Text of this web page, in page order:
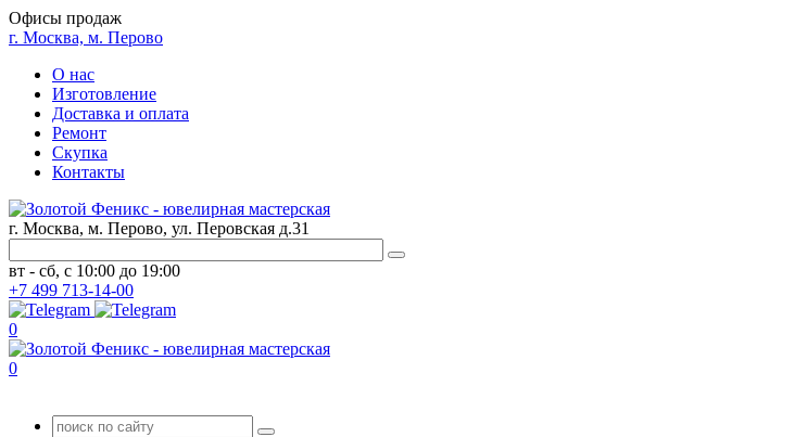
Офисы продаж
г. Москва, м. Перово
О нас
Изготовление
Доставка и оплата
Ремонт
Скупка
Контакты
г. Москва, м. Перово, ул. Перовская д.31
вт - сб, с 10:00 до 19:00
+7 499 713-14-00
0
0